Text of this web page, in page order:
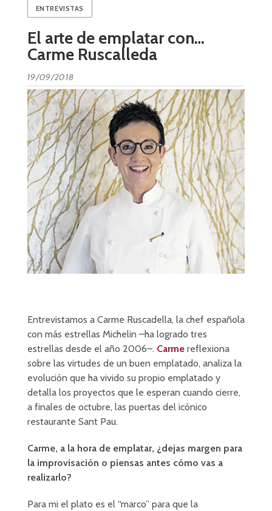
ENTREVISTAS
El arte de emplatar con…
Carme Ruscalleda
19/09/2018
Entrevistamos a Carme Ruscadella, la chef española
con más estrellas Michelin –ha logrado tres
estrellas desde el año 2006–. Carmereflexiona
sobre las virtudes de un buen emplatado, analiza la
evolución que ha vivido su propio emplatado y
detalla los proyectos que le esperan cuando cierre,
a finales de octubre, las puertas del icónico
restaurante Sant Pau.
Carme, a la hora de emplatar, ¿dejas margen para
la improvisación o piensas antes cómo vas a
realizarlo?
Para mi el plato es el “marco” para que la